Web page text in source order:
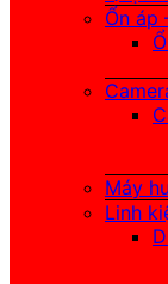
Ổn áp
Máy
Linh